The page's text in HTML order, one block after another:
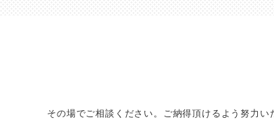
その場でご相談ください。ご納得頂けるよう努力い